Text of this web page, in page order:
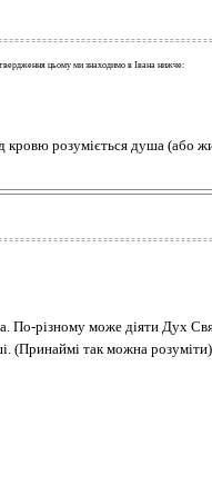
цьому ми знаходимо в Івана нижче:
розуміється душа (або
По-різному може діяти Дух
(Принаймі так можна